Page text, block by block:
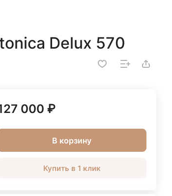
Delux 570
000 ₽
В корзину
Купить в 1 клик